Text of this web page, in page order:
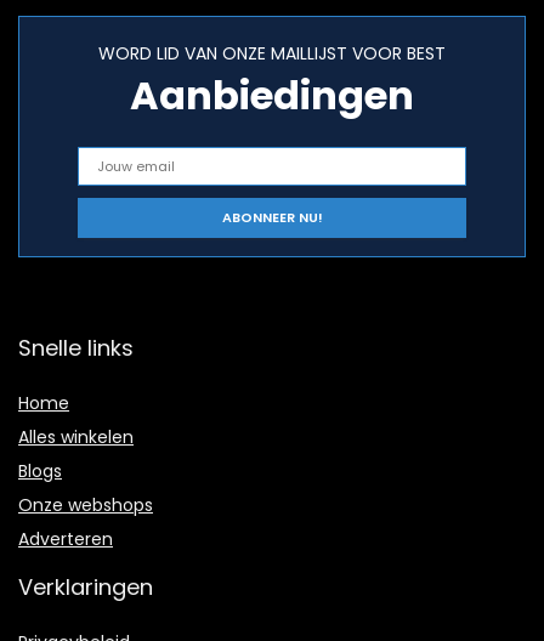
WORD LID VAN ONZE MAILLIJST VOOR BEST
Aanbiedingen
Snelle links
Home
Alles winkelen
Blogs
Onze webshops
Adverteren
Verklaringen